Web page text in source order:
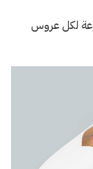
لكل عروس